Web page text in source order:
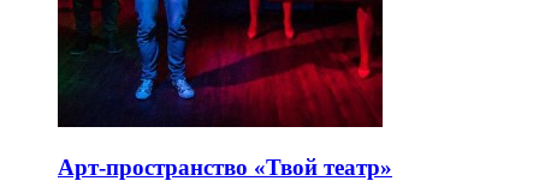
Арт-пространство «Твой театр»